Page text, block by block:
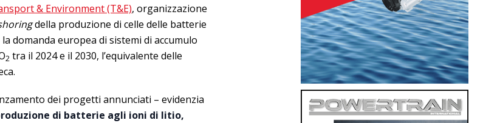
& Environment (T&E), organizzazione
della produzione di celle delle batterie
domanda europea di sistemi di accumulo
2 tra il 2024 e il 2030, l’equivalente delle
dei progetti annunciati – evidenzia
di batterie agli ioni di litio,